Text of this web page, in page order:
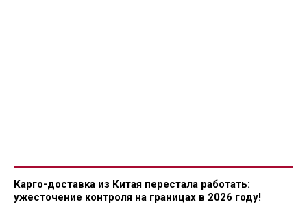
Карго-доставка из Китая перестала работать:
ужесточение контроля на границах в 2026 году!